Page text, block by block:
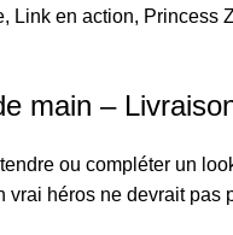
Link en action,
main –
ou compléter un
vrai héros ne devrait pas